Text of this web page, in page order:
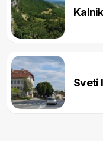
Kalnik
Sveti